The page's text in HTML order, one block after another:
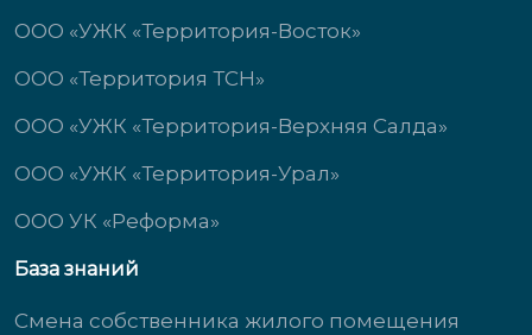
ООО «УЖК «Территория-Восток»
ООО «Территория ТСН»
ООО «УЖК «Территория-Верхняя Салда»
ООО «УЖК «Территория-Урал»
ООО УК «Реформа»
База знаний
Смена собственника жилого помещения